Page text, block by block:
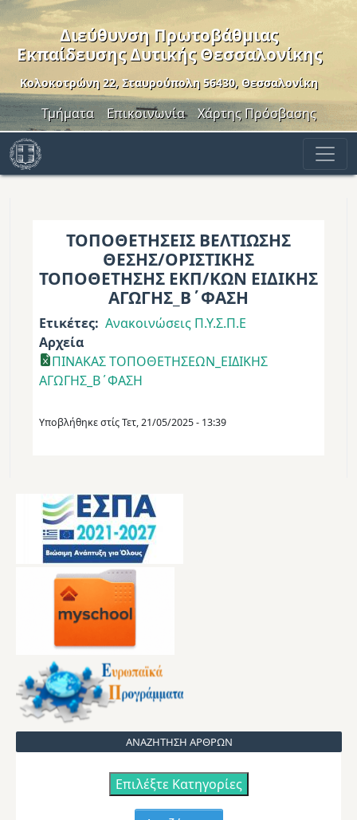
Παράκαμψη προς το κυρίως περιεχόμενο
Διεύθυνση Πρωτοβάθμιας
Εκπαίδευσης Δυτικής Θεσσαλονίκης
Κολοκοτρώνη 22, Σταυρούπολη 56430, Θεσσαλονίκη
Header Menu
Τμήματα Επικοινωνία Χάρτης Πρόσβασης
ΑΝΑΖΗΤΗΣΗ ΑΡΘΡΩΝ
Επιλέξτε Κατηγορίες
ΤΟΠΟΘΕΤΗΣΕΙΣ ΒΕΛΤΙΩΣΗΣ
ΘΕΣΗΣ/ΟΡΙΣΤΙΚΗΣ
ΤΟΠΟΘΕΤΗΣΗΣ ΕΚΠ/ΚΩΝ ΕΙΔΙΚΗΣ
ΑΓΩΓΗΣ_Β΄ΦΑΣΗ
Ετικέτες Ανακοινώσεις Π.Υ.Σ.Π.Ε
Αρχεία
ΠΙΝΑΚΑΣ ΤΟΠΟΘΕΤΗΣΕΩΝ_ΕΙΔΙΚΗΣ
ΑΓΩΓΗΣ_Β΄ΦΑΣΗ
Υποβλήθηκε στίςΤετ, 21/05/2025 - 13:39